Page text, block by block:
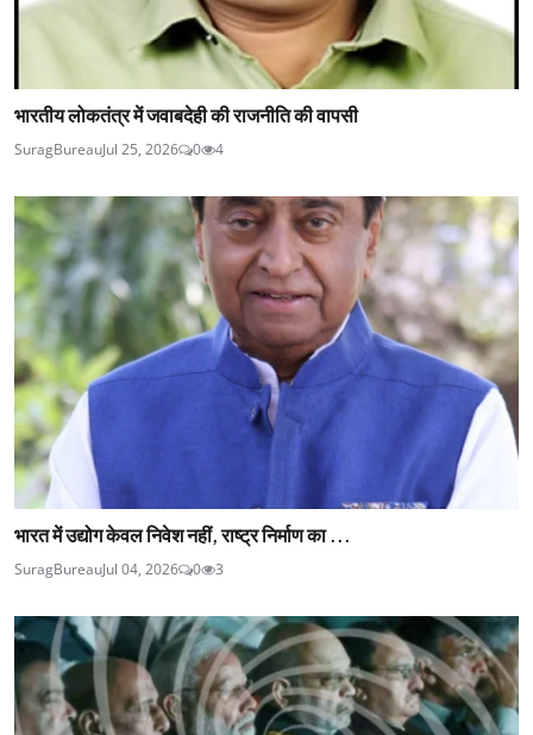
भारतीय लोकतंत्र में जवाबदेही की राजनीति की वापसी
SuragBureauJul 25, 2026 0 4
भारत में उद्योग केवल निवेश नहीं, राष्ट्र निर्माण का ...
SuragBureauJul 04, 2026 0 3